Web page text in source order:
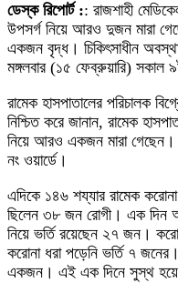
ডেস্ক রিপোর্ট :: রাজশাহী
উপসর্গ নিয়ে আরও দুজন মারা
একজন বৃদ্ধ। চিকিৎসাধীন
মঙ্গলবার (১৫ ফেব্রুয়ারি) সকাল
রামেক হাসপাতালের পরিচালক
নিশ্চিত করে জানান, রামেক
নিয়ে আরও একজন মারা গেছেন।
নং ওয়ার্ডে।
এদিকে ১৪৬ শয্যার রামেক করোনা
ছিলেন ৩৮ জন রোগী। এক দিন
নিয়ে ভর্তি রয়েছেন ২৭ জন।
করোনা ধরা পড়েনি ভর্তি ৭
একজন। এই এক দিনে সুস্থ হয়ে